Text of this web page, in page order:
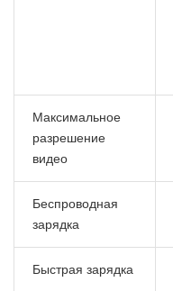
Максимальное
разрешение
видео
Беспроводная
зарядка
Быстрая зарядка